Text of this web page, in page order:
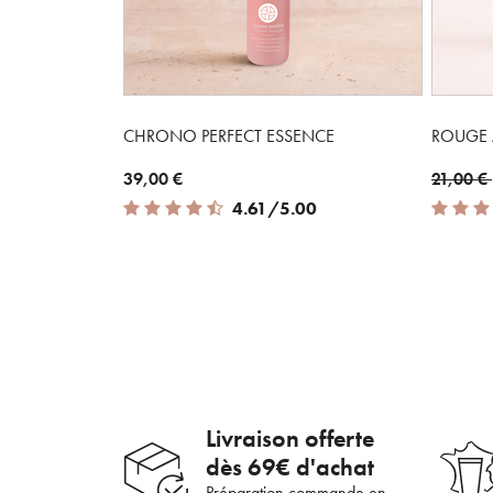
CHRONO PERFECT ESSENCE
39,00 €
4.61 out of 5 Customer Rating
4.61/5.00
ROUGE
Price
21,00 €to
4.14 out
Livraison offerte
dès 69€ d'achat
En